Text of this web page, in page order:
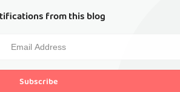
from this blog
Subscribe